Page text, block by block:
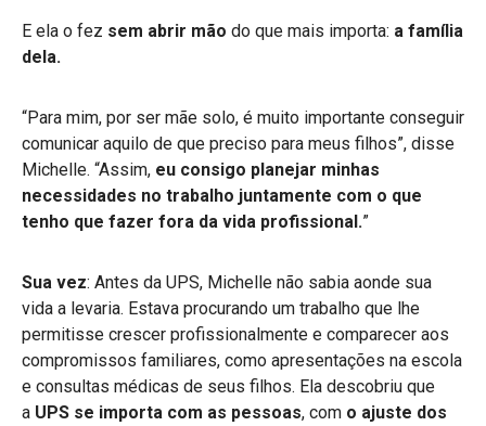
E ela o fez sem abrir mão do que mais importa: a família
dela.
“Para mim, por ser mãe solo, é muito importante conseguir
comunicar aquilo de que preciso para meus filhos”, disse
Michelle. “Assim, eu consigo planejar minhas
necessidades no trabalho juntamente com o que
tenho que fazer fora da vida profissional.”
Sua vez: Antes da UPS, Michelle não sabia aonde sua
vida a levaria. Estava procurando um trabalho que lhe
permitisse crescer profissionalmente e comparecer aos
compromissos familiares, como apresentações na escola
e consultas médicas de seus filhos. Ela descobriu que
a UPS se importa com as pessoas, com o ajuste dos